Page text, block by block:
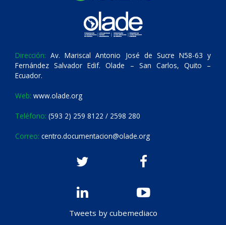
Dirección: Av. Mariscal Antonio José de Sucre N58-63 y
Fernández Salvador Edif. Olade – San Carlos, Quito –
Ecuador.
Web: www.olade.org
Teléfono: (593 2) 259 8122 / 2598 280
Correo: centro.documentacion@olade.org
Tweets by cubemediaco